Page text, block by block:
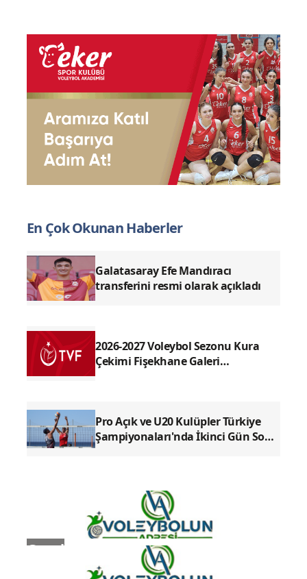
En Çok Okunan Haberler
Galatasaray Efe Mandıracı
transferini resmi olarak açıkladı
2026-2027 Voleybol Sezonu Kura
Çekimi Fişekhane Galeri
Pro Açık ve U20 Kulüpler Türkiye
Şampiyonaları'nda İkinci Gün Sona
Genel